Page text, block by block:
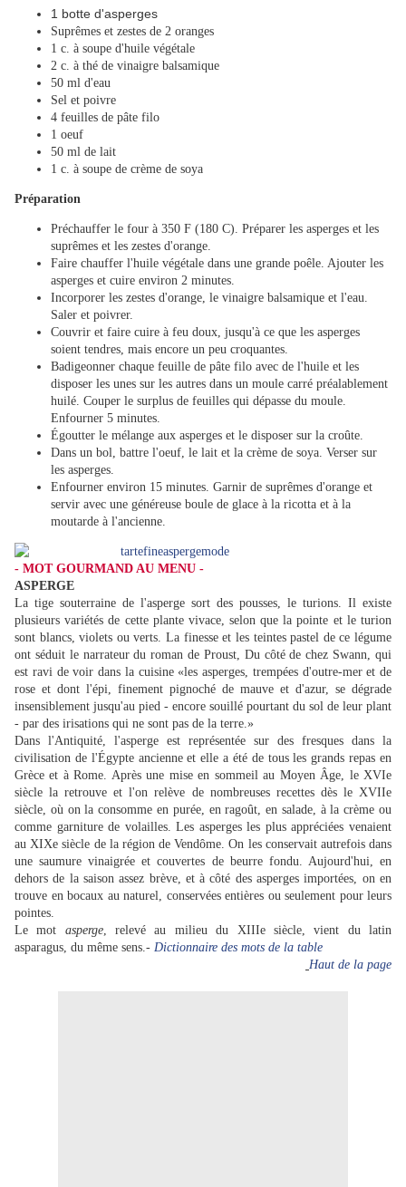
1 botte d'asperges
Suprêmes et zestes de 2 oranges
1 c. à soupe d'huile végétale
2 c. à thé de vinaigre balsamique
50 ml d'eau
Sel et poivre
4 feuilles de pâte filo
1 oeuf
50 ml de lait
1 c. à soupe de crème de soya
Préparation
Préchauffer le four à 350 F (180 C). Préparer les asperges et les
suprêmes et les zestes d'orange.
Faire chauffer l'huile végétale dans une grande poêle. Ajouter les
asperges et cuire environ 2 minutes.
Incorporer les zestes d'orange, le vinaigre balsamique et l'eau.
Saler et poivrer.
Couvrir et faire cuire à feu doux, jusqu'à ce que les asperges
soient tendres, mais encore un peu croquantes.
Badigeonner chaque feuille de pâte filo avec de l'huile et les
disposer les unes sur les autres dans un moule carré préalablement
huilé. Couper le surplus de feuilles qui dépasse du moule.
Enfourner 5 minutes.
Égoutter le mélange aux asperges et le disposer sur la croûte.
Dans un bol, battre l'oeuf, le lait et la crème de soya. Verser sur
les asperges.
Enfourner environ 15 minutes. Garnir de suprêmes d'orange et
servir avec une généreuse boule de glace à la ricotta et à la
moutarde à l'ancienne.
- MOT GOURMAND AU MENU -
ASPERGE
La tige souterraine de l'asperge sort des pousses, le turions. Il existe
plusieurs variétés de cette plante vivace, selon que la pointe et le turion
sont blancs, violets ou verts. La finesse et les teintes pastel de ce légume
ont séduit le narrateur du roman de Proust, Du côté de chez Swann, qui
est ravi de voir dans la cuisine «les asperges, trempées d'outre-mer et de
rose et dont l'épi, finement pignoché de mauve et d'azur, se dégrade
insensiblement jusqu'au pied - encore souillé pourtant du sol de leur plant
- par des irisations qui ne sont pas de la terre.»
Dans l'Antiquité, l'asperge est représentée sur des fresques dans la
civilisation de l'Égypte ancienne et elle a été de tous les grands repas en
Grèce et à Rome. Après une mise en sommeil au Moyen Âge, le XVIe
siècle la retrouve et l'on relève de nombreuses recettes dès le XVIIe
siècle, où on la consomme en purée, en ragoût, en salade, à la crème ou
comme garniture de volailles. Les asperges les plus appréciées venaient
au XIXe siècle de la région de Vendôme. On les conservait autrefois dans
une saumure vinaigrée et couvertes de beurre fondu. Aujourd'hui, en
dehors de la saison assez brève, et à côté des asperges importées, on en
trouve en bocaux au naturel, conservées entières ou seulement pour leurs
pointes.
Le mot asperge, relevé au milieu du XIIIe siècle, vient du latin
asparagus, du même sens.- Dictionnaire des mots de la table
Haut de la page